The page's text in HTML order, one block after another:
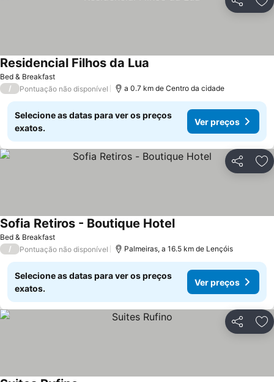
Partilhar
Bed & Breakfast
Residencial Filhos da Lua
/ Pontuação não disponível a 0.7 km de Centro da cidade
Selecione as datas para ver os preços
exatos.
Ver preços
Partilhar
Bed & Breakfast
Sofia Retiros - Boutique Hotel
/ Pontuação não disponível Palmeiras, a 16.5 km de Lençóis
Selecione as datas para ver os preços
exatos.
Ver preços
Partilhar